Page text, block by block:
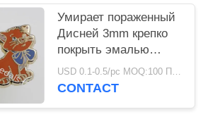
Умирает пораженный
Дисней 3mm крепко
покрыть эмалью
вытравливание фото
Pin
USD 0.1-0.5/pc MOQ:100 ПК в дизайн
CONTACT